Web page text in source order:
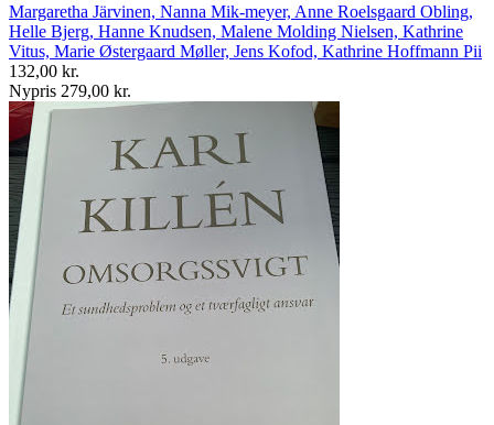
Margaretha Järvinen, Nanna Mik-meyer, Anne Roelsgaard Obling,
Helle Bjerg, Hanne Knudsen, Malene Molding Nielsen, Kathrine
Vitus, Marie Østergaard Møller, Jens Kofod, Kathrine Hoffmann Pii
132,00 kr.
Nypris 279,00 kr.